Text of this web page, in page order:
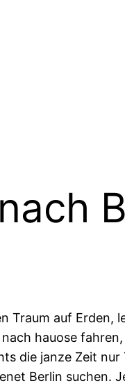
Traum auf Erden,
hauose
die janze Zeit
Berlin suchen.